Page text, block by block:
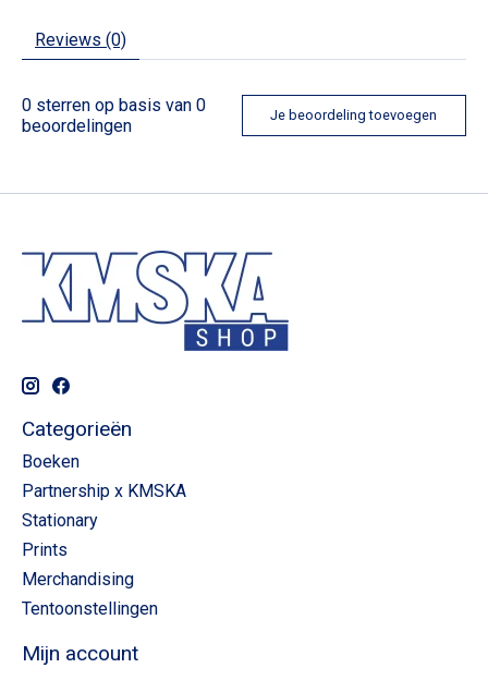
Reviews (0)
0 sterren op basis van 0
beoordelingen
Je beoordeling toevoegen
Categorieën
Boeken
Partnership x KMSKA
Stationary
Prints
Merchandising
Tentoonstellingen
Mijn account